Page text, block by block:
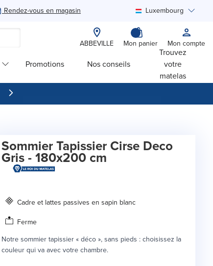
Rendez-vous en magasin Luxembourg
ABBEVILLE Mon panier Mon compte
Promotions Nos conseils
Trouvez
votre
matelas
Sommier Tapissier Cirse Deco
Gris - 180x200 cm
Cadre et lattes passives en sapin blanc
Ferme
Notre sommier tapissier « déco », sans pieds : choisissez la
couleur qui va avec votre chambre.